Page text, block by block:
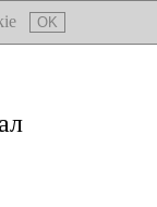
OK